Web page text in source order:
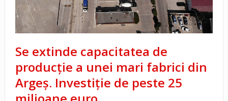
Se extinde capacitatea de
producție a unei mari fabrici din
Argeș. Investiție de peste 25